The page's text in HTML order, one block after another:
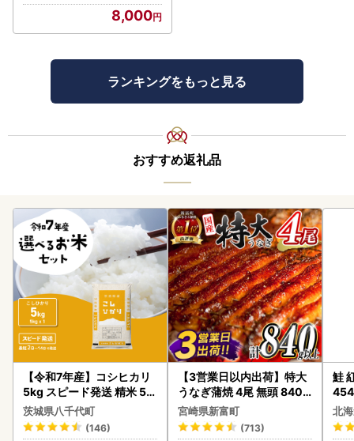
最大で10名宿泊できる民泊施設で音楽を楽しむなら持って来
いの施設になっております。
友人や家族とセッションがしたくて。心待ちにしていた音楽
イベントにもっと浸りたくて。大切な楽器と、お気に入りの
レコードを片手に。
まで 音楽を満喫できるようにと生まれました。
あなただけの休日を楽しみませんか
---------------------------------------------------
【年末年始の対応について】
ワンストップ特例申請書の送付について
2025年12月26日（金）→送付いたしません
2025年12月25日（木）→2025年12月28日（日）までに発
送します。
2025年分のご寄附について
2025年12月31日（水）23時59分までに2025年分の寄附に
なります。
書類の発送について
2025年12月25日（木）決済完了→2025年12月28日（日）
までに発送します。
8,000
ランキングをもっと見る
おすすめ返礼品
【令和7年産】コシヒカリ
5kg スピード発送 精米 5k
g x 1袋 白米 茨城県 八千代
町
茨城県八千代町
(146)
【3営業日以内出荷】特大
うなぎ蒲焼 4尾 無頭 840g
以上 C388-840-3D
宮崎県新富町
(713)
鮭
454
北